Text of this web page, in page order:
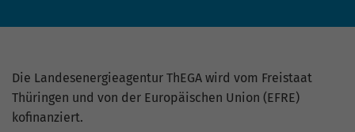
Die Landesenergieagentur ThEGA wird vom Freistaat
Thüringen und von der Europäischen Union (EFRE)
kofinanziert.